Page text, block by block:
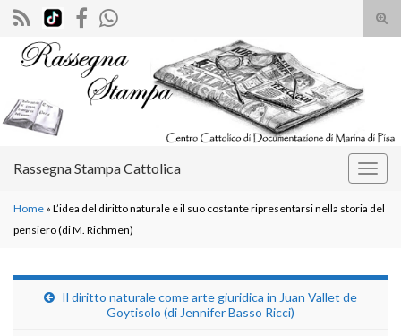
il
Search for:
Rassegna Stampa Cattolica
Home » L’idea del diritto naturale e il suo costante ripresentarsi nella storia del
pensiero (di M. Richmen)
Il diritto naturale come arte giuridica in Juan Vallet de
Goytisolo (di Jennifer Basso Ricci)